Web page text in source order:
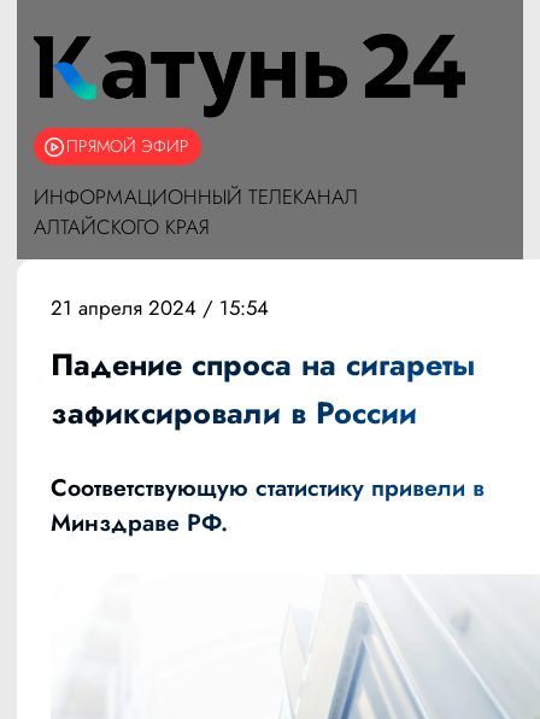
ПРЯМОЙ ЭФИР
ИНФОРМАЦИОННЫЙ ТЕЛЕКАНАЛ
АЛТАЙСКОГО КРАЯ
21 апреля 2024 / 15:54
Падение спроса на сигареты
зафиксировали в России
Соответствующую статистику привели в
Минздраве РФ.